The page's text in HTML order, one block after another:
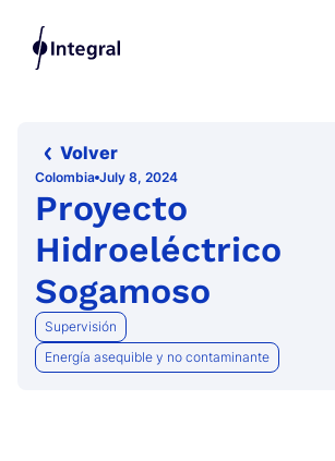
Volver
Colombia July 8, 2024
Proyecto
Hidroeléctrico
Sogamoso
Supervisión
Energía asequible y no contaminante